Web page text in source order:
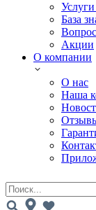
База
Акции
О компании
О нас
Наша